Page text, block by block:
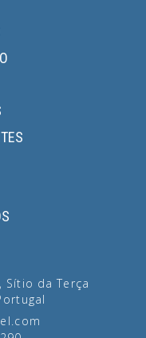
Sítio da Terça